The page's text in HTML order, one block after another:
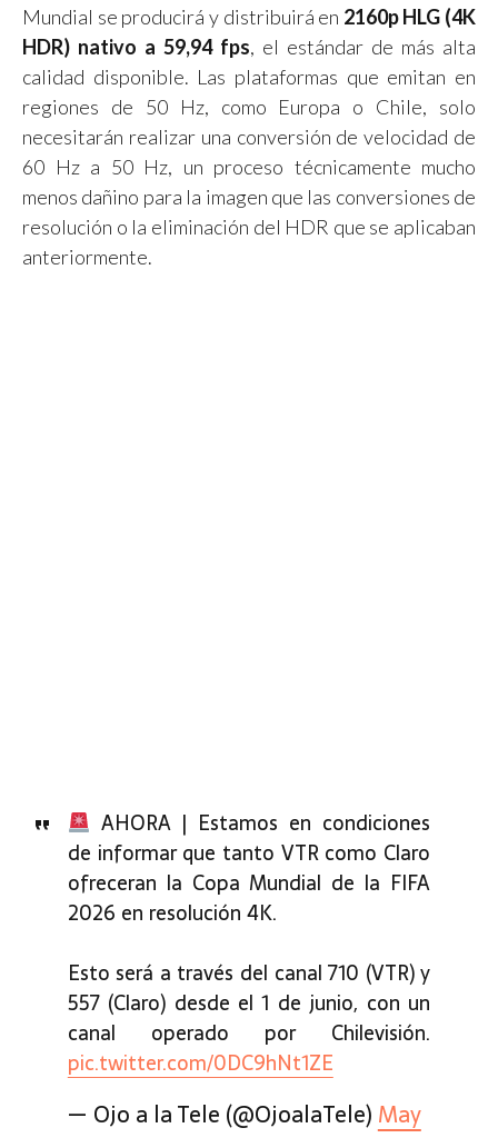
Mundial se producirá y distribuirá en 2160p HLG (4K
HDR) nativo a 59,94 fps, el estándar de más alta
calidad disponible. Las plataformas que emitan en
regiones de 50 Hz, como Europa o Chile, solo
necesitarán realizar una conversión de velocidad de
60 Hz a 50 Hz, un proceso técnicamente mucho
menos dañino para la imagen que las conversiones de
resolución o la eliminación del HDR que se aplicaban
anteriormente.
AHORA | Estamos en condiciones
de informar que tanto VTR como Claro
ofreceran la Copa Mundial de la FIFA
2026 en resolución 4K.
Esto será a través del canal 710 (VTR) y
557 (Claro) desde el 1 de junio, con un
canal operado por Chilevisión.
pic.twitter.com/0DC9hNt1ZE
— Ojo a la Tele (@OjoalaTele) May